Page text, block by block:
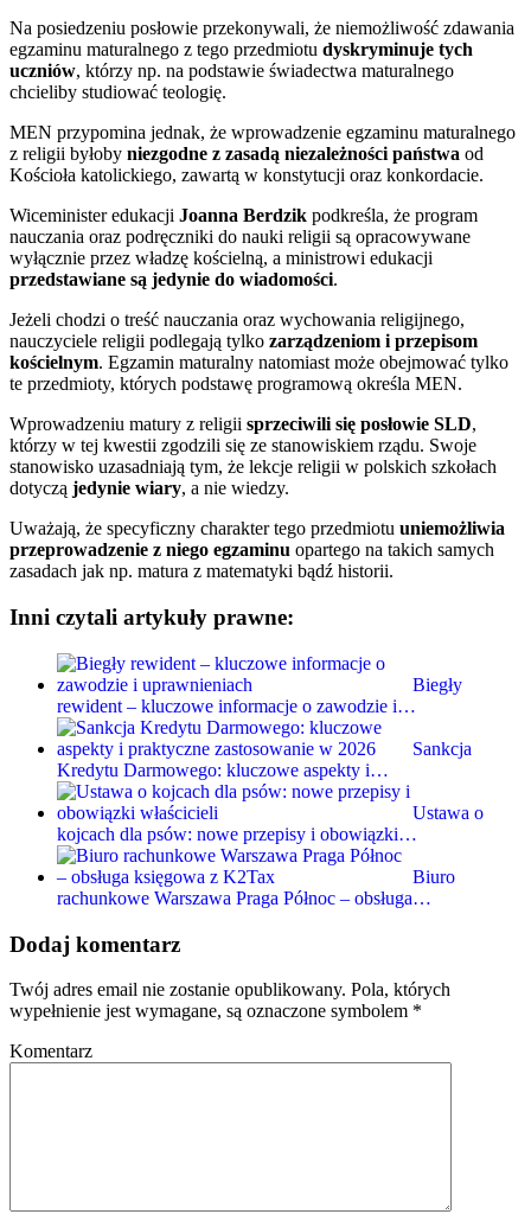
Na posiedzeniu posłowie przekonywali, że niemożliwość zdawania
egzaminu maturalnego z tego przedmiotu dyskryminuje tych
uczniów, którzy np. na podstawie świadectwa maturalnego
chcieliby studiować teologię.
MEN przypomina jednak, że wprowadzenie egzaminu maturalnego
z religii byłoby niezgodne z zasadą niezależności państwa od
Kościoła katolickiego, zawartą w konstytucji oraz konkordacie.
Wiceminister edukacji Joanna Berdzik podkreśla, że program
nauczania oraz podręczniki do nauki religii są opracowywane
wyłącznie przez władzę kościelną, a ministrowi edukacji
przedstawiane są jedynie do wiadomości.
Jeżeli chodzi o treść nauczania oraz wychowania religijnego,
nauczyciele religii podlegają tylko zarządzeniom i przepisom
kościelnym. Egzamin maturalny natomiast może obejmować tylko
te przedmioty, których podstawę programową określa MEN.
Wprowadzeniu matury z religii sprzeciwili się posłowie SLD,
którzy w tej kwestii zgodzili się ze stanowiskiem rządu. Swoje
stanowisko uzasadniają tym, że lekcje religii w polskich szkołach
dotyczą jedynie wiary, a nie wiedzy.
Uważają, że specyficzny charakter tego przedmiotu uniemożliwia
przeprowadzenie z niego egzaminu opartego na takich samych
zasadach jak np. matura z matematyki bądź historii.
Inni czytali artykuły prawne:
Biegły
rewident – kluczowe informacje o zawodzie i…
Sankcja
Kredytu Darmowego: kluczowe aspekty i…
Ustawa o
kojcach dla psów: nowe przepisy i obowiązki…
Biuro
rachunkowe Warszawa Praga Północ – obsługa…
Dodaj komentarz
Twój adres email nie zostanie opublikowany. Pola, których
wypełnienie jest wymagane, są oznaczone symbolem *
Komentarz